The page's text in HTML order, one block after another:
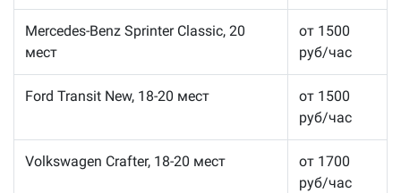
Mercedes-Benz Sprinter Classic, 20
мест
от 1500
руб/час
Ford Transit New, 18-20 мест
от 1500
руб/час
Volkswagen Crafter, 18-20 мест
от 1700
руб/час